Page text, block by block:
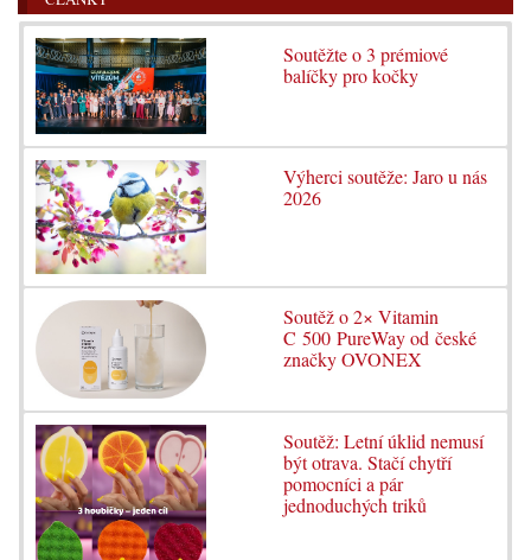
Soutěžte o 3 prémiové
balíčky pro kočky
Výherci soutěže: Jaro u nás
2026
Soutěž o 2× Vitamin
C 500 PureWay od české
značky OVONEX
Soutěž: Letní úklid nemusí
být otrava. Stačí chytří
pomocníci a pár
jednoduchých triků